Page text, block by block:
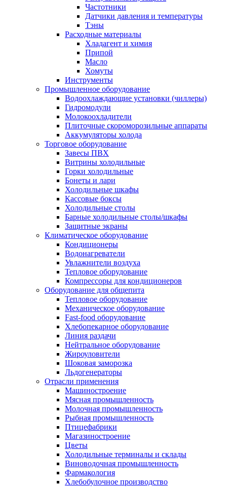
Частотники
Датчики давления и температуры
Тэны
Расходные материалы
Хладагент и химия
Припой
Масло
Хомуты
Инструменты
Промышленное оборудование
Водоохлаждающие установки (чиллеры)
Гидромодули
Молокоохладители
Плиточные скороморозильные аппараты
Аккумуляторы холода
Торговое оборудование
Завесы ПВХ
Витрины холодильные
Горки холодильные
Бонеты и лари
Холодильные шкафы
Кассовые боксы
Холодильные столы
Барные холодильные столы/шкафы
Защитные экраны
Климатическое оборудование
Кондиционеры
Водонагреватели
Увлажнители воздуха
Тепловое оборудование
Компрессоры для кондиционеров
Оборудование для общепита
Тепловое оборудование
Механическое оборудование
Fast-food оборудование
Хлебопекарное оборудование
Линия раздачи
Нейтральное оборудование
Жироуловители
Шоковая заморозка
Льдогенераторы
Отрасли применения
Машиностроение
Мясная промышленность
Молочная промышленность
Рыбная промышленность
Птицефабрики
Магазиностроение
Цветы
Холодильные терминалы и склады
Виноводочная промышленность
Фармакология
Хлебобулочное производство